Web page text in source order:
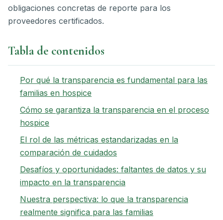
obligaciones concretas de reporte para los
proveedores certificados.
Tabla de contenidos
Por qué la transparencia es fundamental para las
familias en hospice
Cómo se garantiza la transparencia en el proceso
hospice
El rol de las métricas estandarizadas en la
comparación de cuidados
Desafíos y oportunidades: faltantes de datos y su
impacto en la transparencia
Nuestra perspectiva: lo que la transparencia
realmente significa para las familias